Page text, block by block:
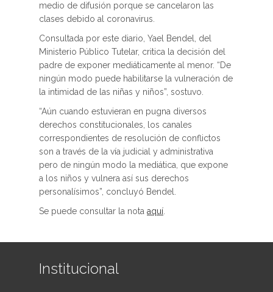
medio de difusión porque se cancelaron las
clases debido al coronavirus​.
Consultada por este diario, Yael Bendel, del
Ministerio Público Tutelar, critica la decisión del
padre de exponer mediáticamente al menor. “De
ningún modo puede habilitarse la vulneración de
la intimidad de las niñas y niños”, sostuvo.
“Aún cuando estuvieran en pugna diversos
derechos constitucionales, los canales
correspondientes de resolución de conflictos
son a través de la vía judicial y administrativa
pero de ningún modo la mediática, que expone
a los niños y vulnera así sus derechos
personalísimos”, concluyó Bendel.
Se puede consultar la nota aquí
Institucional